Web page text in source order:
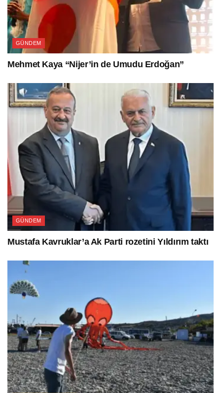
GÜNDEM
Mehmet Kaya “Nijer’in de Umudu Erdoğan”
GÜNDEM
Mustafa Kavruklar’a Ak Parti rozetini Yıldırım taktı